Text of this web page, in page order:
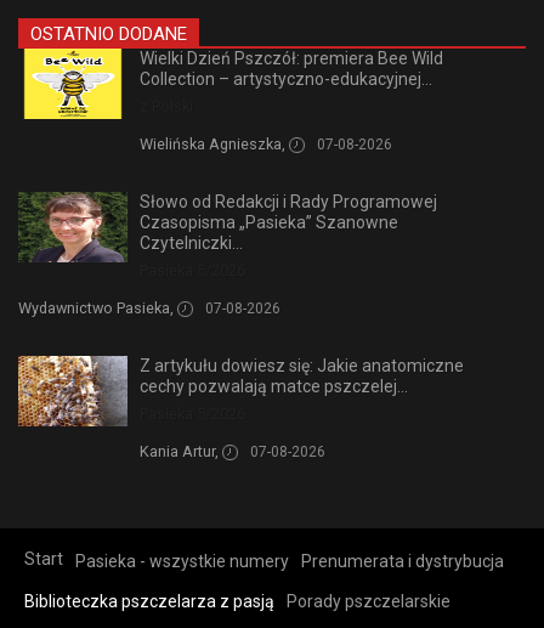
OSTATNIO DODANE
Wielki Dzień Pszczół: premiera Bee Wild
Collection – artystyczno-edukacyjnej...
Wielińska Agnieszka, 07-08-2026
Słowo od Redakcji i Rady Programowej
Czasopisma „Pasieka” Szanowne
Czytelniczki...
Wydawnictwo Pasieka, 07-08-2026
Z artykułu dowiesz się: Jakie anatomiczne
cechy pozwalają matce pszczelej...
Kania Artur, 07-08-2026
Start Pasieka - wszystkie numery Prenumerata i dystrybucja
Biblioteczka pszczelarza z pasją Porady pszczelarskie